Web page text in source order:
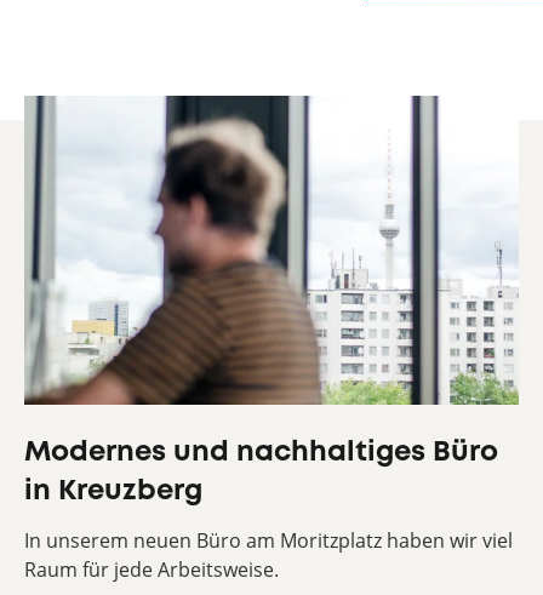
Modernes und nachhaltiges Büro
in Kreuzberg
In unserem neuen Büro am Moritzplatz haben wir viel
Raum für jede Arbeitsweise.